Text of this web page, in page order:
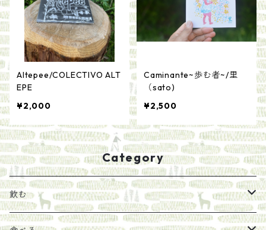
Altepee/COLECTIVO ALT
EPE
¥2,000
Caminante~歩む者~/里
（sato)
¥2,500
Category
飲む